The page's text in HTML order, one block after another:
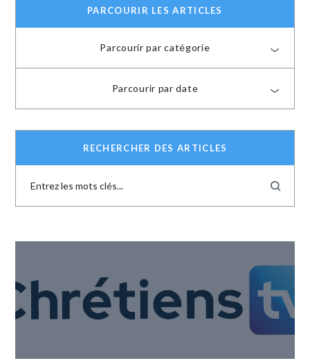
PARCOURIR LES ARTICLES
Parcourir par catégorie
Parcourir par date
RECHERCHER DES ARTICLES